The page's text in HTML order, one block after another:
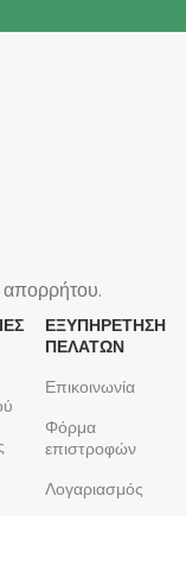
απορρήτου.
ΕΞΥΠΗΡΕΤΗΣΗ
ΠΕΛΑΤΩΝ
Επικοινωνία
Φόρμα
επιστροφών
Λογαριασμός